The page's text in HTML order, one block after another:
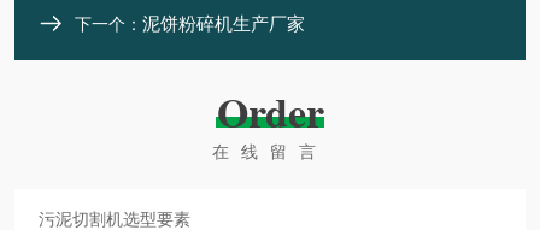
下一个： 泥饼粉碎机生产厂家
Order
在线留言